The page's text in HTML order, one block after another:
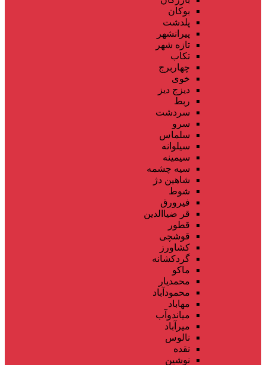
بوکان
پلدشت
پیرانشهر
تازه شهر
تکاب
چهاربرج
خوی
دیزج دیز
ربط
سردشت
سرو
سلماس
سیلوانه
سیمینه
سیه چشمه
شاهین دژ
شوط
فیرورق
قر ضیاالدین
قطور
قوشچی
کشاورز
گردکشانه
ماکو
محمدیار
محمودآباد
مهاباد
میاندوآب
میرآباد
نالوس
نقده
نوشین